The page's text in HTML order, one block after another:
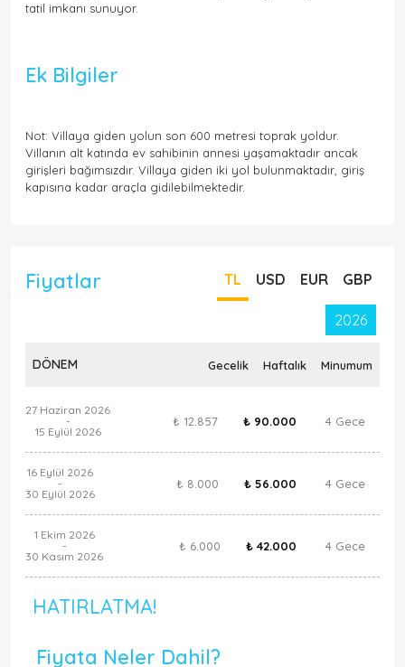
tatil imkanı sunuyor.
Ek Bilgiler
Not: Villaya giden yolun son 600 metresi toprak yoldur.
Villanın alt katında ev sahibinin annesi yaşamaktadır ancak
girişleri bağımsızdır. Villaya giden iki yol bulunmaktadır, giriş
kapısına kadar araçla gidilebilmektedir.
Fiyatlar TL USD EUR GBP
2026
DÖNEM Gecelik Haftalık Minumum
27 Haziran 2026
-
15 Eylül 2026
₺ 12.857 ₺ 90.000 4 Gece
16 Eylül 2026
-
30 Eylül 2026
₺ 8.000 ₺ 56.000 4 Gece
1 Ekim 2026
-
30 Kasım 2026
₺ 6.000 ₺ 42.000 4 Gece
HATIRLATMA!
Fiyata Neler Dahil?